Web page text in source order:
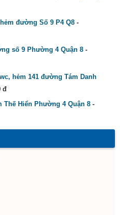
đường Số 9 P4 Q8 -
số 9 Phường 4 Quận 8 -
hẻm 141 đường Tám Danh
đ
Thế Hiển Phường 4 Quận 8 -